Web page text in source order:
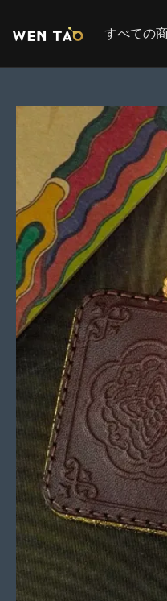
ン
すべての
ス
キ
ッ